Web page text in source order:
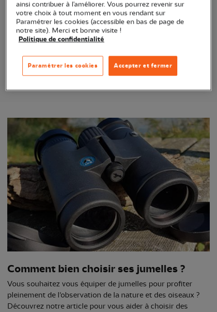
Anticollisions vitres oiseaux
Je découvre les anticollisions
Comment bien choisir ses jumelles ?
Vous souhaitez vous équiper de jumelles pour profiter
pleinement de l'observation de la nature et des oiseaux ?
Découvrez notre article pour vous aider à choisir des
ainsi contribuer à l’améliorer. Vous pourrez revenir sur
votre choix à tout moment en vous rendant sur
Paramétrer les cookies (accessible en bas de page de
notre site). Merci et bonne visite !
Politique de confidentialité
Accepter et fermer
Paramétrer les cookies